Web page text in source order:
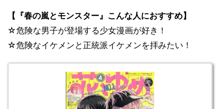
【『春の嵐とモンスター』こんな人におすすめ】
☆危険な男子が登場する少女漫画が好き！
☆危険なイケメンと正統派イケメンを拝みたい！